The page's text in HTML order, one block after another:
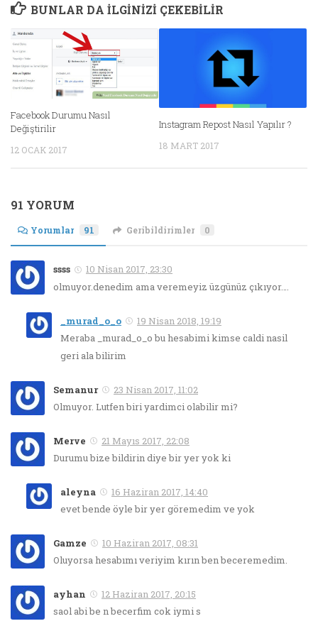
BUNLAR DA ILGINIZI ÇEKEBILIR
Facebook Durumu Nasıl
Değiştirilir
12 OCAK 2017
Instagram Repost Nasıl Yapılır ?
18 MART 2017
91 YORUM
Yorumlar 91 Geribildirimler 0
ssss
10 Nisan 2017, 23:30
olmuyor.denedim ama veremeyiz üzgünüz çıkıyor….
_murad_o_o
19 Nisan 2018, 19:19
Meraba _murad_o_o bu hesabimi kimse caldi nasil
geri ala bilirim
Semanur
23 Nisan 2017, 11:02
Olmuyor. Lutfen biri yardimci olabilir mi?
Merve
21 Mayıs 2017, 22:08
Durumu bize bildirin diye bir yer yok ki
aleyna
16 Haziran 2017, 14:40
evet bende öyle bir yer göremedim ve yok
Gamze
10 Haziran 2017, 08:31
Oluyorsa hesabımı veriyim kırın ben beceremedim.
ayhan
12 Haziran 2017, 20:15
saol abi be n becerfim cok iymi s